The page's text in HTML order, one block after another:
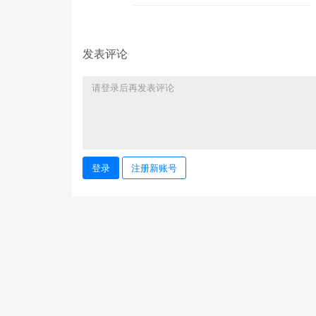
发表评论
登录 注册新账号